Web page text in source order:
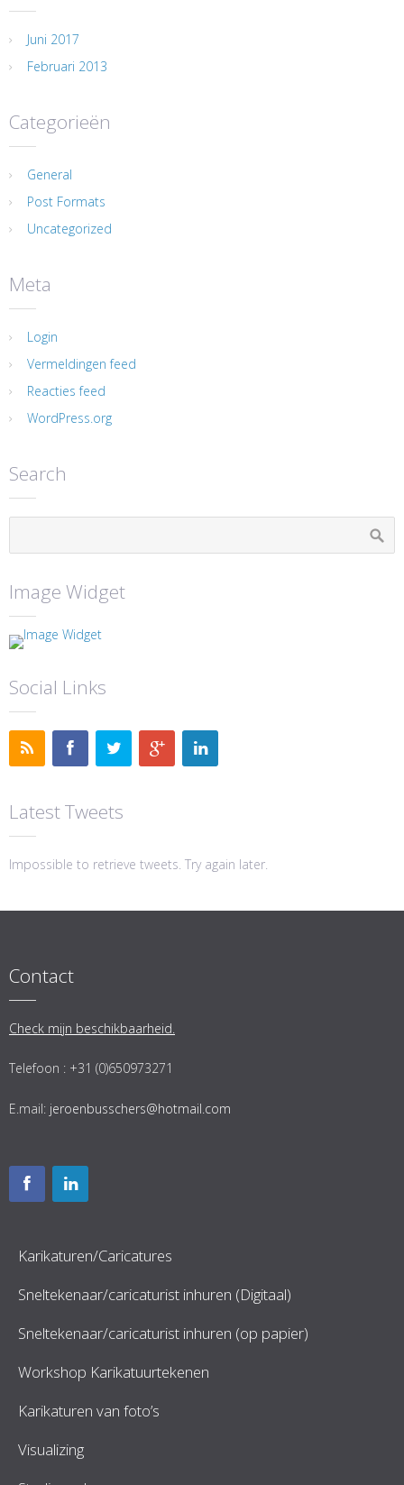
Juni 2017
Februari 2013
Categorieën
General
Post Formats
Uncategorized
Meta
Login
Vermeldingen feed
Reacties feed
WordPress.org
Search
Image Widget
Social Links
Latest Tweets
Impossible to retrieve tweets. Try again later.
Contact
Check mijn beschikbaarheid.
Telefoon : +31 (0)650973271
E.mail: jeroenbusschers@hotmail.com
Karikaturen/Caricatures
Sneltekenaar/caricaturist inhuren (Digitaal)
Sneltekenaar/caricaturist inhuren (op papier)
Workshop Karikatuurtekenen
Karikaturen van foto’s
Visualizing